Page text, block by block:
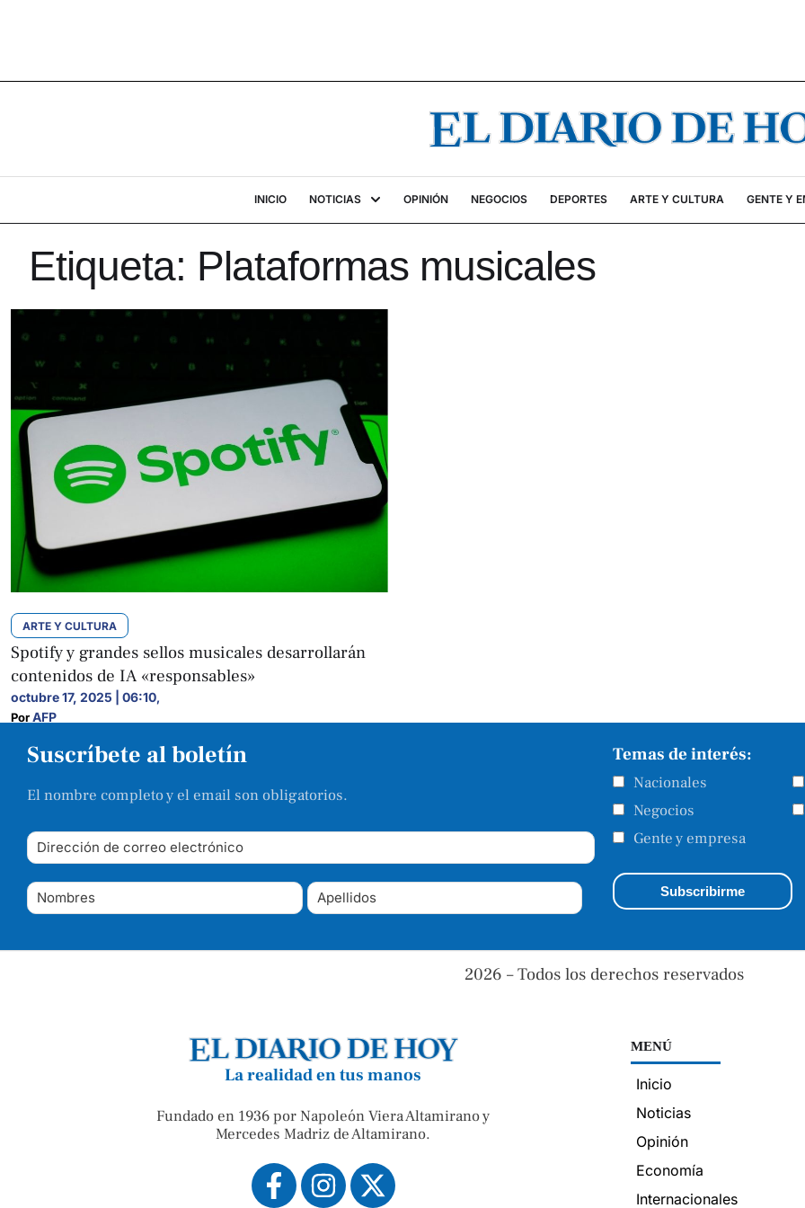
INICIO NOTICIAS OPINIÓN NEGOCIOS DEPORTES ARTE Y CULTURA GENTE Y
Etiqueta: Plataformas musicales
ARTE Y CULTURA
Spotify y grandes sellos musicales desarrollarán
contenidos de IA «responsables»
octubre 17, 2025 | 06:10,
Por AFP
Suscríbete al boletín
El nombre completo y el email son obligatorios.
Temas de interés:
Nacionales
Negocios
Gente y empresa
2026 – Todos los derechos reservados
La realidad en tus manos
Fundado en 1936 por Napoleón Viera Altamirano y
Mercedes Madriz de Altamirano.
MENÚ
Inicio
Noticias
Opinión
Economía
Internacionales